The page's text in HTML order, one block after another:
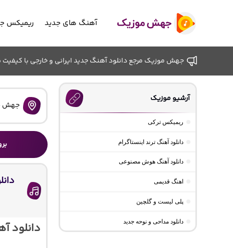
آهنگ های جدید ریمیکس
جهش موزیک مرجع دانلود آهنگ جدید ایرانی و خارجی با کیفیت
جهش
آرشیو موزیک
ریمیکس ترکی
دانلود آهنگ ترند اینستاگرام
دانلود آهنگ هوش مصنوعی
اهنگ قدیمی
پلی لیست و گلچین
دانلود مداحی و نوحه جدید